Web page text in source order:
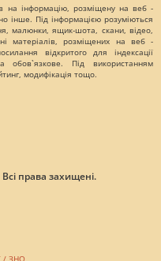
на інформацію, розміщену на веб -
інше. Під інформацією розуміються
малюнки, ящик-шота, скани, відео,
матеріалів, розміщених на веб -
відкритого для індексації
Під використанням
модифікація тощо.
права захищені.
/ ЗНО